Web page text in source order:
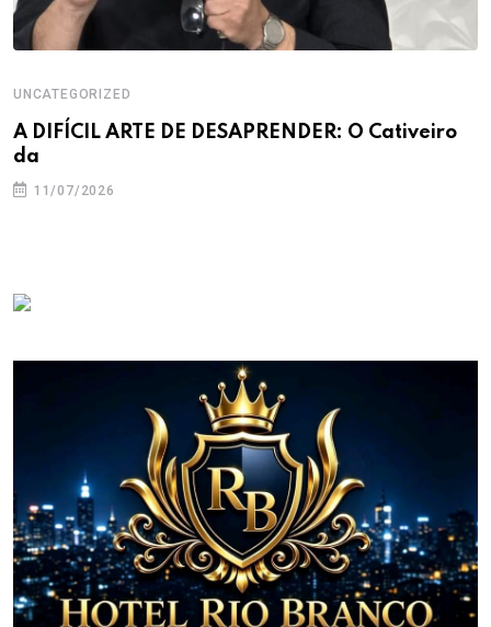
UNCATEGORIZED
A DIFÍCIL ARTE DE DESAPRENDER: O Cativeiro
da
11/07/2026